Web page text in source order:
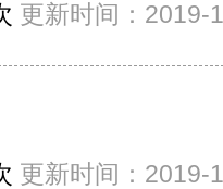
更新时间：2019-
更新时间：2019-